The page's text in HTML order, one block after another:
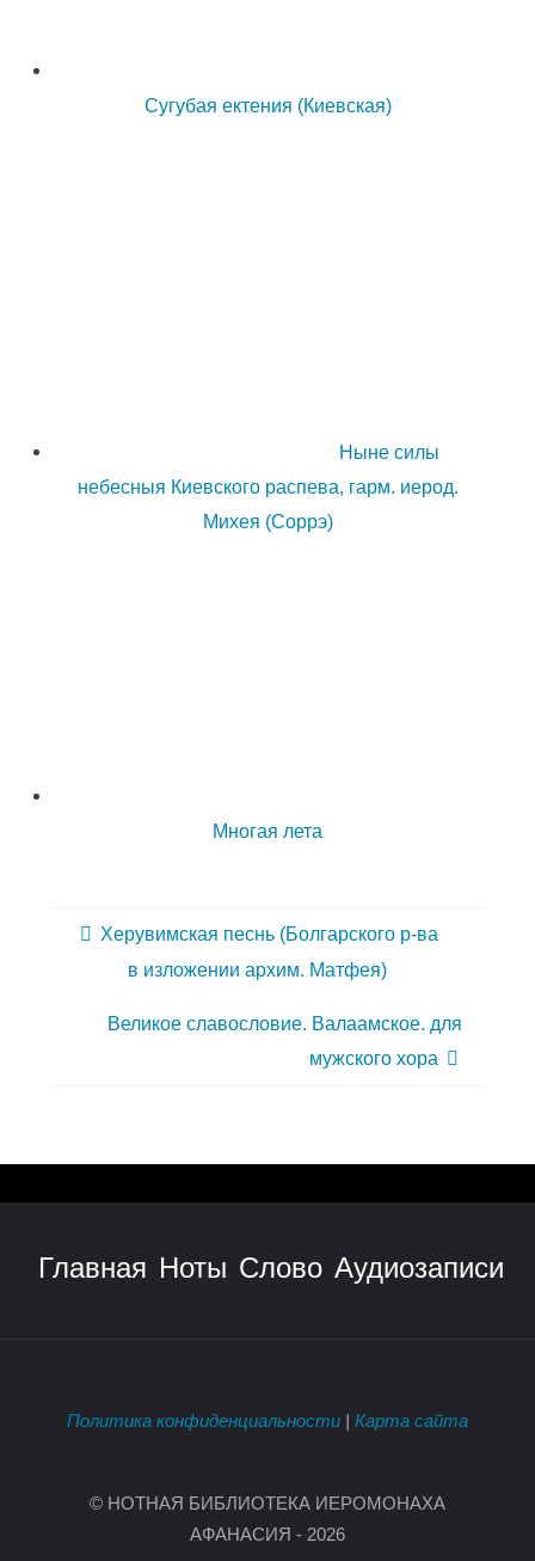
Сугубая ектения (Киевская)
Ныне силы
небесныя Киевского распева, гарм. иерод.
Михея (Соррэ)
Многая лета
Херувимская песнь (Болгарского р-ва
в изложении архим. Матфея)
Великое славословие. Валаамское. для
мужского хора
Главная Ноты Слово Аудиозаписи
Политика конфиденциальности Карта сайта
© НОТНАЯ БИБЛИОТЕКА ИЕРОМОНАХА
АФАНАСИЯ - 2026